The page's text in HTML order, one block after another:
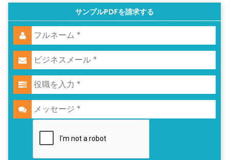
サンプルPDFを請求する